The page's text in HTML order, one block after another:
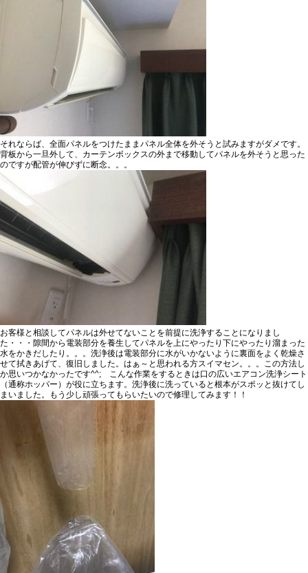
それならば、全面パネルをつけたままパネル全体を外そうと試みますがダメです。
背板から一旦外して、カーテンボックスの外まで移動してパネルを外そうと思った
のですが配管が伸びずに断念。。。
お客様と相談してパネルは外せてないことを前提に洗浄することになりまし
た・・・隙間から電装部分を養生してパネルを上にやったり下にやったり溜まった
水をかきだしたり。。。洗浄後は電装部分に水がいかないように裏面をよく乾燥さ
せて拭きあげて、復旧しました。はぁ～と思われる方スイマセン。。。この方法し
か思いつかなかったです^^; こんな作業をするときは口の広いエアコン洗浄シート
（通称ホッパー）が役に立ちます。洗浄後に洗っていると根本がスポッと抜けてし
まいました。もう少し頑張ってもらいたいので修理してみます！！